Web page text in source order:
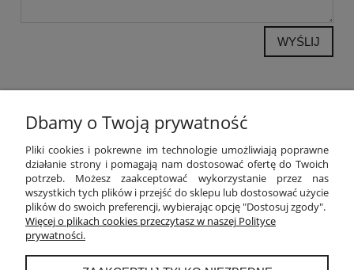
WYŚLIJ
POMOC
MOJE KONTO
PŁATNOŚCI I DOSTAWA
INFORMACJE
Dbamy o Twoją prywatność
Pliki cookies i pokrewne im technologie umożliwiają poprawne
działanie strony i pomagają nam dostosować ofertę do Twoich
potrzeb. Możesz zaakceptować wykorzystanie przez nas
wszystkich tych plików i przejść do sklepu lub dostosować użycie
plików do swoich preferencji, wybierając opcję "Dostosuj zgody".
Więcej o plikach cookies przeczytasz w naszej Polityce
prywatności.